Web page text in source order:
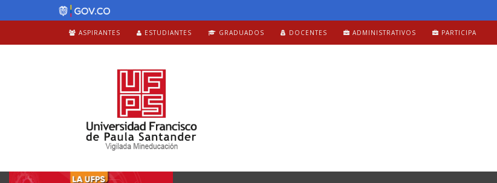
ASPIRANTES ESTUDIANTES GRADUADOS DOCENTES ADMINISTRATIVOS PARTICIPA